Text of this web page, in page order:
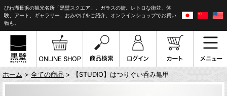
びわ湖長浜の観光名所「黒壁スクエア」。ガラスの街。レトロな街並、体
験、アート、ギャラリー、おみやげをご紹介。オンラインショップでお買い
物も。
ホーム > 全ての商品 > 【STUDIO】はつりぐい呑み亀甲